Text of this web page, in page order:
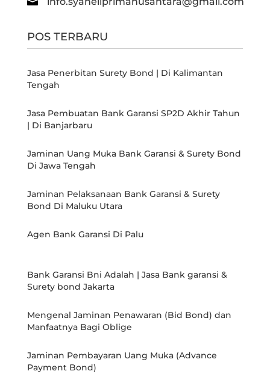
POS TERBARU
Jasa Penerbitan Surety Bond | Di Kalimantan
Tengah
Jasa Pembuatan Bank Garansi SP2D Akhir Tahun
| Di Banjarbaru
Jaminan Uang Muka Bank Garansi & Surety Bond
Di Jawa Tengah
Jaminan Pelaksanaan Bank Garansi & Surety
Bond Di Maluku Utara
Agen Bank Garansi Di Palu
Bank Garansi Bni Adalah | Jasa Bank garansi &
Surety bond Jakarta
Mengenal Jaminan Penawaran (Bid Bond) dan
Manfaatnya Bagi Oblige
Jaminan Pembayaran Uang Muka (Advance
Payment Bond)